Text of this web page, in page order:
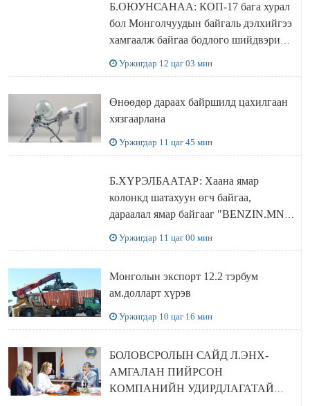
Б.ОЮУНСАНАА: КОП-17 бага хурал
бол Монголчуудын байгаль дэлхийгээ
хамгаалж байгаа бодлого шийдвэрийг
Уржигдар 12 цаг 03 мин
Өнөөдөр дараах байршилд цахилгаан
хязгаарлана
Уржигдар 11 цаг 45 мин
Б.ХҮРЭЛБААТАР: Хаана ямар
колонкд шатахуун өгч байгаа,
дараалал ямар байгааг "BENZIN.MN”
Уржигдар 11 цаг 00 мин
Монголын экспорт 12.2 тэрбум
ам.долларт хүрэв
Уржигдар 10 цаг 16 мин
БОЛОВСРОЛЫН САЙД Л.ЭНХ-
АМГАЛАН ПИЙРСОН
КОМПАНИЙН УДИРДЛАГАТАЙ